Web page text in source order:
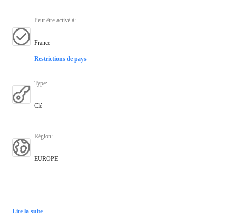
Peut être activé à:
France
Restrictions de pays
Type:
Clé
Région:
EUROPE
Lire la suite